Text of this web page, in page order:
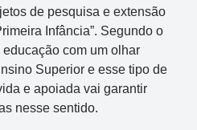
de pesquisa e extensão
Infância”. Segundo o
com um olhar
Superior e esse tipo de
e apoiada vai garantir
nesse sentido.